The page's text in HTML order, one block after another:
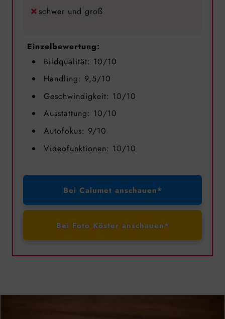
schwer und groß
Einzelbewertung:
Bildqualität: 10/10
Handling: 9,5/10
Geschwindigkeit: 10/10
Ausstattung: 10/10
Autofokus: 9/10
Videofunktionen: 10/10
Bei Calumet anschauen*
Bei Foto Köster anschauen*